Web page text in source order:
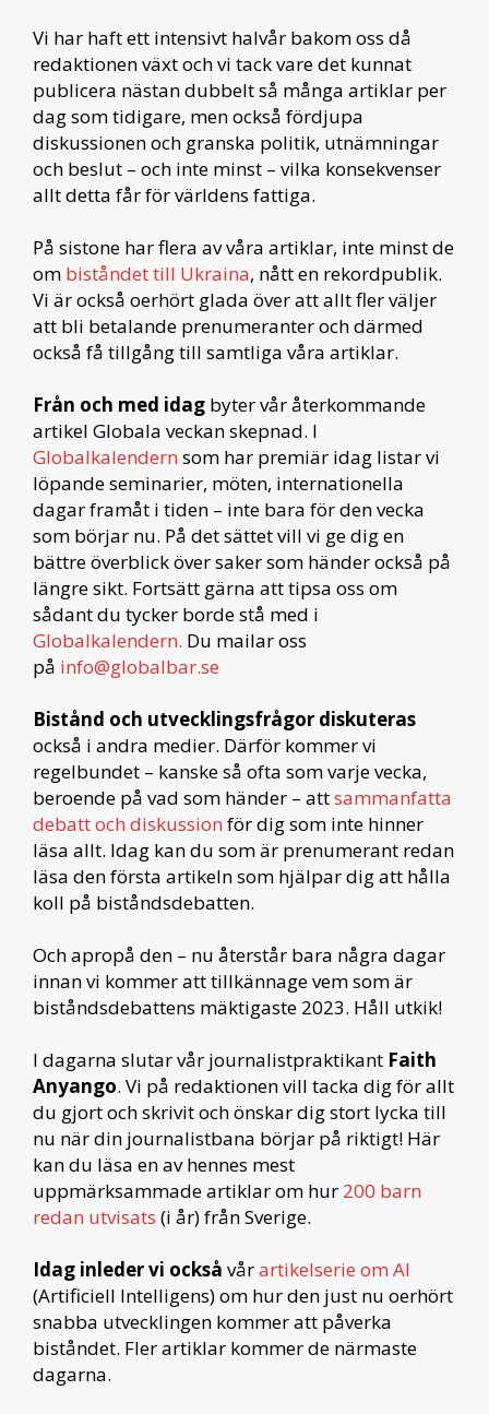
Vi har haft ett intensivt halvår bakom oss då
redaktionen växt och vi tack vare det kunnat
publicera nästan dubbelt så många artiklar per
dag som tidigare, men också fördjupa
diskussionen och granska politik, utnämningar
och beslut – och inte minst – vilka konsekvenser
allt detta får för världens fattiga.
På sistone har flera av våra artiklar, inte minst de
om biståndet till Ukraina, nått en rekordpublik.
Vi är också oerhört glada över att allt fler väljer
att bli betalande prenumeranter och därmed
också få tillgång till samtliga våra artiklar.
Från och med idag byter vår återkommande
artikel Globala veckan skepnad. I
Globalkalendern som har premiär idag listar vi
löpande seminarier, möten, internationella
dagar framåt i tiden – inte bara för den vecka
som börjar nu. På det sättet vill vi ge dig en
bättre överblick över saker som händer också på
längre sikt. Fortsätt gärna att tipsa oss om
sådant du tycker borde stå med i
Globalkalendern. Du mailar oss
på info@globalbar.se
Bistånd och utvecklingsfrågor diskuteras
också i andra medier. Därför kommer vi
regelbundet – kanske så ofta som varje vecka,
beroende på vad som händer – attsammanfatta
debatt och diskussion för dig som inte hinner
läsa allt. Idag kan du som är prenumerant redan
läsa den första artikeln som hjälpar dig att hålla
koll på biståndsdebatten.
Och apropå den – nu återstår bara några dagar
innan vi kommer att tillkännage vem som är
biståndsdebattens mäktigaste 2023. Håll utkik!
I dagarna slutar vår journalistpraktikant Faith
Anyango. Vi på redaktionen vill tacka dig för allt
du gjort och skrivit och önskar dig stort lycka till
nu när din journalistbana börjar på riktigt! Här
kan du läsa en av hennes mest
uppmärksammade artiklar om hur 200 barn
redan utvisats (i år) från Sverige.
Idag inleder vi också vårartikelserie om AI
(Artificiell Intelligens) om hur den just nu oerhört
snabba utvecklingen kommer att påverka
biståndet. Fler artiklar kommer de närmaste
dagarna.